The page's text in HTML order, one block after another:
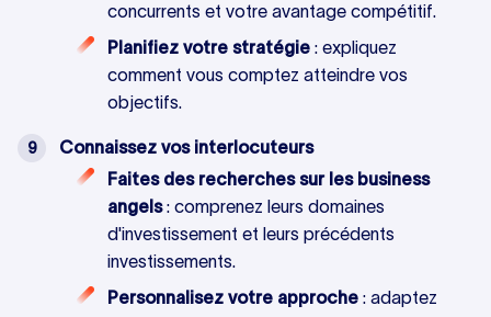
concurrents et votre avantage compétitif.
Planifiez votre stratégie : expliquez
comment vous comptez atteindre vos
objectifs.
Connaissez vos interlocuteurs
Faites des recherches sur les business
angels: comprenez leurs domaines
d'investissement et leurs précédents
investissements.
Personnalisez votre approche : adaptez